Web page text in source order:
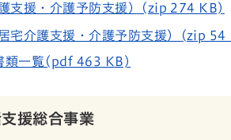
支援・介護予防支援）(zip 274 KB)
宅介護支援・介護予防支援）(zip 54
類一覧(pdf 463 KB)
援総合事業